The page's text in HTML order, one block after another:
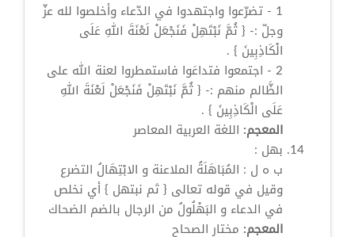
1 - تضرّعوا واجتهدوا في الدّعاء وأخلصوا لله عزّ
وجلّ :- { ثُمَّ نَبْتَهِلْ فَنَجْعَلْ لَعْنَةَ اللهِ عَلَى
الْكَاذِبِينَ } .
2 - اجتمعوا فتداعَوا فاستمطروا لعنة الله على
الظَّالم منهم :- { ثُمَّ نَبْتَهِلْ فَنَجْعَلْ لَعْنَةَ اللهِ
عَلَى الْكَاذِبِينَ } .
المعجم: اللغة العربية المعاصر
بهل :
ب ه ل : المُبَاهَلَةُ الملاعنة و الابْتِهَالُ التضرع
وقيل في قوله تعالى { ثم نبتهل } أي نخلص
في الدعاء و البَهْلُولُ من الرجال بالضم الضحاك
المعجم: مختار الصحاح